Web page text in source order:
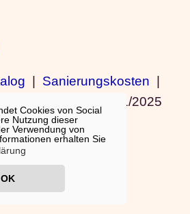
Cookies von Social
Nutzung dieser
Verwendung von
erhalten Sie
OK
| Sanierungskosten |
11/01/2025
19:15:10